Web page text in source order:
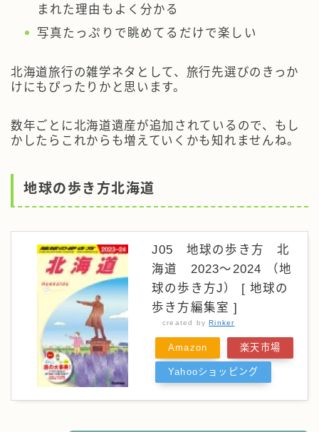
まれた理由もよく分かる
写真たっぷりで眺めてるだけで楽しい
北海道旅行の雑学ネタとして、旅行先選びのきっか
けにもぴったりかと思います。
数年ごとに北海道遺産が追加されているので、もし
かしたらこれからも増えていくかも知れませんね。
地球の歩き方北海道
J05 地球の歩き方 北
海道 2023～2024 （地
球の歩き方J） [ 地球の
歩き方編集室 ]
created byRinker
Amazon 楽天市場
Yahooショッピング